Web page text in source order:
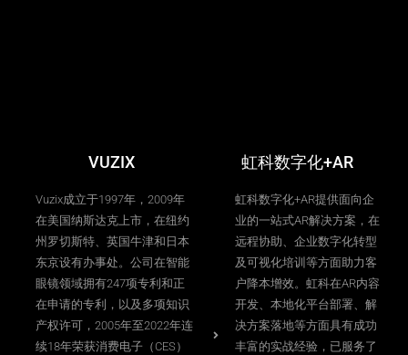
VUZIX
Vuzix成立于1997年，2009年
在美国纳斯达克上市，在纽约
州罗切斯特、英国牛津和日本
东京设有办事处。公司在智能
眼镜领域拥有247项专利和正
在申请的专利，以及多项知识
产权许可，2005年至2022年连
续18年荣获消费电子（CES）
虹科数字化+AR
虹科数字化+AR提供面向企
业的一站式AR解决方案，在
远程协助、企业数字化转型
及可视化培训等方面助力客
户降本增效。虹科在AR内容
开发、本地化平台部署、解
决方案落地等方面具有成功
丰富的实战经验，已服务了